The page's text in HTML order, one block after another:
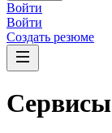
Войти
Войти
Создать резюме
Сервисы